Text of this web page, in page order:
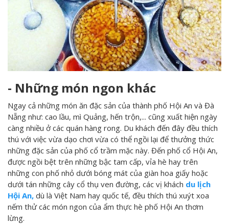
- Những món ngon khác
Ngay cả những món ăn đặc sản của thành phố Hội An và Đà
Nẵng như: cao lầu, mì Quảng, hến trộn,... cũng xuất hiện ngày
càng nhiều ở các quán hàng rong. Du khách đến đây đều thích
thú với việc vừa dạo chơi vừa có thể ngồi lại để thưởng thức
những đặc sản của phố cổ trầm mặc này. Đến phố cổ Hội An,
được ngồi bệt trên những bậc tam cấp, vỉa hè hay trên
những con phố nhỏ dưới bóng mát của giàn hoa giấy hoặc
dưới tán những cây cổ thụ ven đường, các vị khách du lịch
Hội An, dù là Việt Nam hay quốc tế, đều thích thú xuýt xoa
nếm thử các món ngon của ẩm thực hè phố Hội An thơm
lừng.